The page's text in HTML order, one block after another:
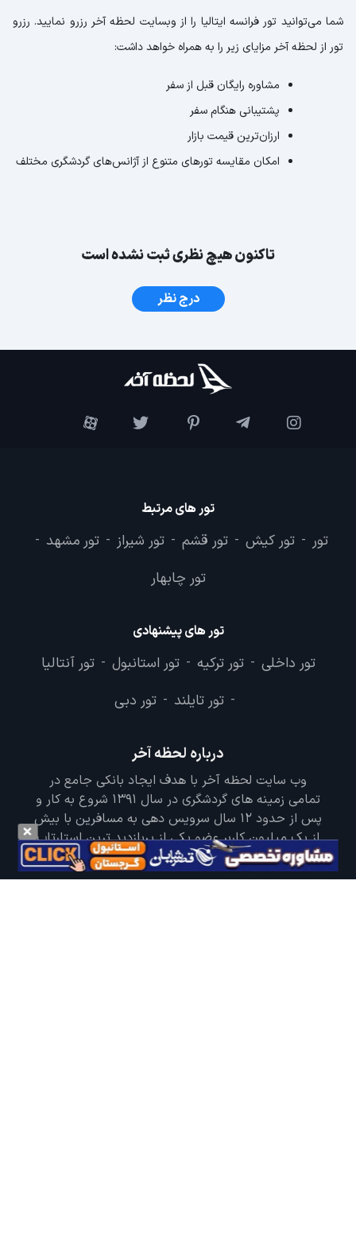
شما می‌توانید تور فرانسه ایتالیا را از وبسایت لحظه آخر رزرو نمایید. رزرو
تور از لحظه آخر مزایای زیر را به همراه خواهد داشت:
مشاوره رایگان قبل از سفر
پشتیبانی هنگام سفر
ارزان‌ترین قیمت بازار
امکان مقایسه تورهای متنوع از آژانس‌های گردشگری مختلف
تاکنون هیچ نظری ثبت نشده است
درج نظر
تور های مرتبط
تور - تور کیش - تور قشم - تور شیراز - تور مشهد -
تور چابهار
تور های پیشنهادی
تور داخلی - تور ترکیه - تور استانبول - تور آنتالیا
- تور تایلند - تور دبی
درباره لحظه آخر
وب سایت لحظه آخر با هدف ایجاد بانکی جامع در
تمامی زمینه های گردشگری در سال 1391 شروع به کار و
پس از حدود 12 سال سرویس دهی به مسافرین با بیش
از یک میلیون کاربر عضو یکی از پربازدید ترین استارتاپ
های گردشگری می باشد.